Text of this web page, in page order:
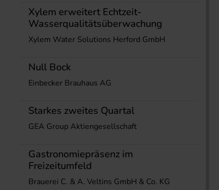
Xylem erweitert Echtzeit-
Wasserqualitätsüberwachung
Xylem Water Solutions Herford GmbH
Null Bock
Einbecker Brauhaus AG
Starkes zweites Quartal
GEA Group Aktiengesellschaft
Gastronomiepräsenz im
Freizeitumfeld
Brauerei C. & A. Veltins GmbH & Co. KG